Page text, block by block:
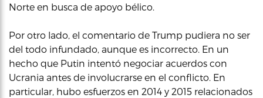
Norte en busca de apoyo bélico.
Por otro lado, el comentario de Trump pudiera no ser
del todo infundado, aunque es incorrecto. En un
hecho que Putin intentó negociar acuerdos con
Ucrania antes de involucrarse en el conflicto. En
particular, hubo esfuerzos en 2014 y 2015 relacionados